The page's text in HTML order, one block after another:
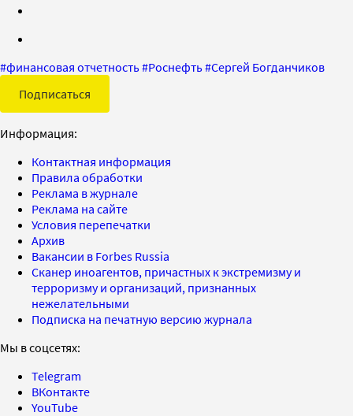
#финансовая отчетность#Роснефть#Сергей Богданчиков
Подписаться
Информация:
Контактная информация
Правила обработки
Реклама в журнале
Реклама на сайте
Условия перепечатки
Архив
Вакансии в Forbes Russia
Сканер иноагентов, причастных к экстремизму и
терроризму и организаций, признанных
нежелательными
Подписка на печатную версию журнала
Мы в соцсетях:
Telegram
ВКонтакте
YouTube